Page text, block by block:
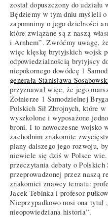
został dopuszczony do
Będziemy w tym dniu myśleli
zapomnimy o jego dzielności
które związane są z naszą
i Arnhem”. Zwróćmy uwagę,
więc klęskę brytyjskich wojsk
odpowiedzialnością brytyjscy
niepokornego dowódcę 1
generała Stanisława
przyznawał więc, że jego
Żołnierze 1 Samodzielnej
Polskich Sił Zbrojnych, które
wyszkolone i wyposażone
broni. I to nowoczesne wojsko
zachodnim znakomite
plany dalszego jego rozwoju,
niewiele się dziś w Polsce
przeczytania debaty o Polskich
przeprowadzonej przez naszą
znakomici znawcy tematu:
Jacek Tebinka i profesor
Nieprzypadkowo nosi ona
nieopowiedziana historia”.